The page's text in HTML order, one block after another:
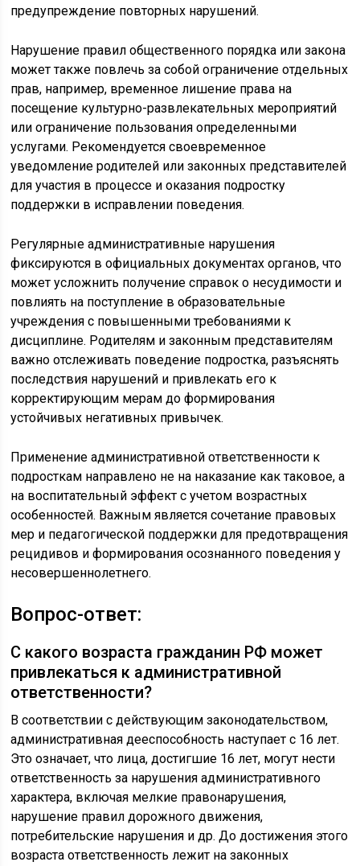
предупреждение повторных нарушений.
Нарушение правил общественного порядка или закона
может также повлечь за собой ограничение отдельных
прав, например, временное лишение права на
посещение культурно-развлекательных мероприятий
или ограничение пользования определенными
услугами. Рекомендуется своевременное
уведомление родителей или законных представителей
для участия в процессе и оказания подростку
поддержки в исправлении поведения.
Регулярные административные нарушения
фиксируются в официальных документах органов, что
может усложнить получение справок о несудимости и
повлиять на поступление в образовательные
учреждения с повышенными требованиями к
дисциплине. Родителям и законным представителям
важно отслеживать поведение подростка, разъяснять
последствия нарушений и привлекать его к
корректирующим мерам до формирования
устойчивых негативных привычек.
Применение административной ответственности к
подросткам направлено не на наказание как таковое, а
на воспитательный эффект с учетом возрастных
особенностей. Важным является сочетание правовых
мер и педагогической поддержки для предотвращения
рецидивов и формирования осознанного поведения у
несовершеннолетнего.
Вопрос-ответ:
С какого возраста гражданин РФ может
привлекаться к административной
ответственности?
В соответствии с действующим законодательством,
административная дееспособность наступает с 16 лет.
Это означает, что лица, достигшие 16 лет, могут нести
ответственность за нарушения административного
характера, включая мелкие правонарушения,
нарушение правил дорожного движения,
потребительские нарушения и др. До достижения этого
возраста ответственность лежит на законных